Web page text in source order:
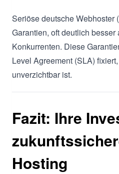
Seriöse deutsche Webhoster
Garantien, oft deutlich
Konkurrenten. Diese
Level Agreement (SLA)
unverzichtbar ist.
Fazit: Ihre
Hosting